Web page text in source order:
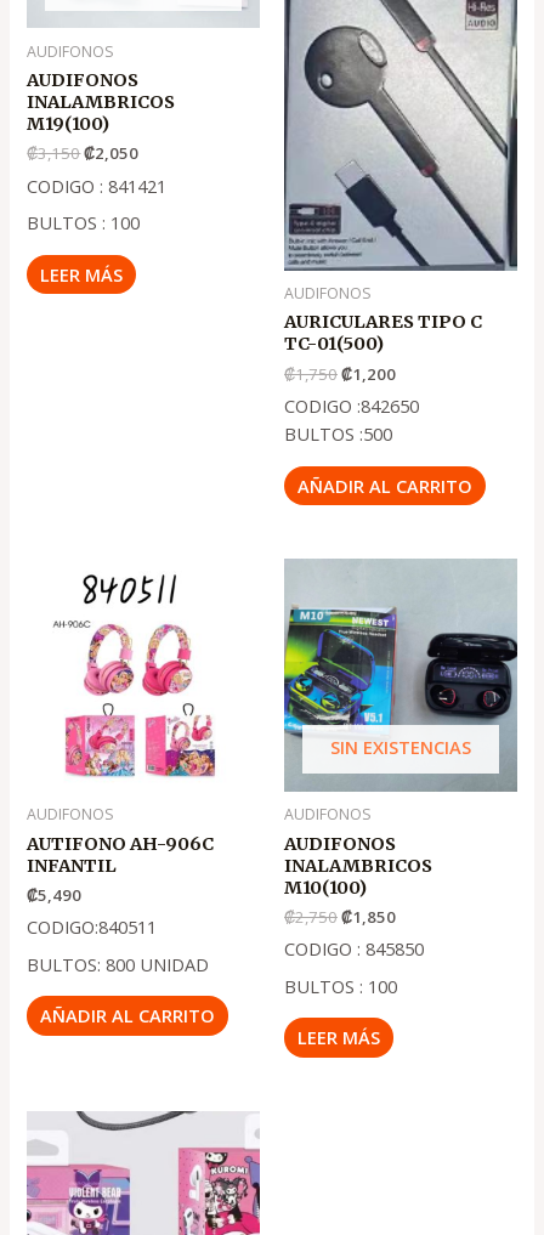
AUDIFONOS
AUDIFONOS
INALAMBRICOS
M19(100)
₡3,150₡2,050
CODIGO : 841421
BULTOS : 100
LEER MÁS
AUDIFONOS
AURICULARES TIPO C
TC-01(500)
₡1,750₡1,200
CODIGO :842650
BULTOS :500
AÑADIR AL CARRITO
AUDIFONOS
AUTIFONO AH-906C
INFANTIL
₡5,490
CODIGO:840511
BULTOS: 800 UNIDAD
AÑADIR AL CARRITO
SIN EXISTENCIAS
AUDIFONOS
AUDIFONOS
INALAMBRICOS
M10(100)
₡2,750
original
era:
.
₡2,750
₡1,850
actual
es:
₡1,850
CODIGO : 845850
BULTOS : 100
LEER MÁS
El
original
era:
.
₡3,250
El
actual
₡2,200